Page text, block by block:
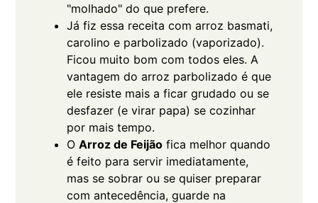
"molhado" do que prefere.
Já fiz essa receita com arroz basmati,
carolino e parbolizado (vaporizado).
Ficou muito bom com todos eles. A
vantagem do arroz parbolizado é que
ele resiste mais a ficar grudado ou se
desfazer (e virar papa) se cozinhar
por mais tempo.
OArroz de Feijão fica melhor quando
é feito para servir imediatamente,
mas se sobrar ou se quiser preparar
com antecedência, guarde na